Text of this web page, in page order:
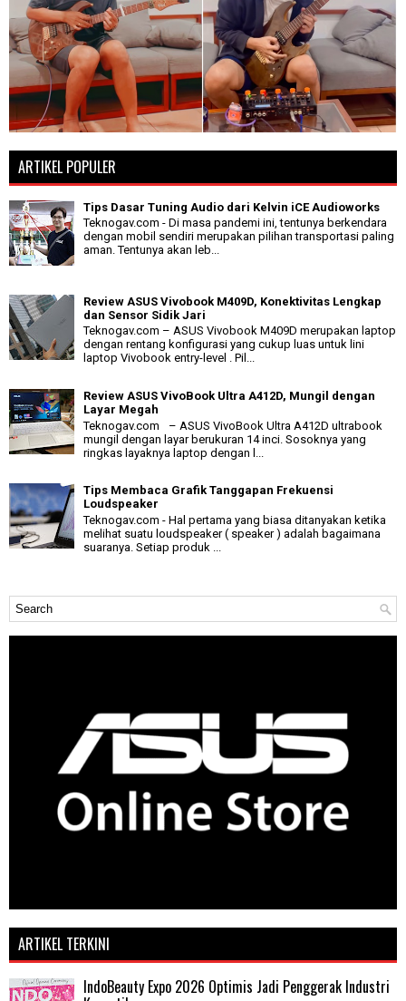
ARTIKEL POPULER
Tips Dasar Tuning Audio dari Kelvin iCE Audioworks
Teknogav.com - Di masa pandemi ini, tentunya berkendara
dengan mobil sendiri merupakan pilihan transportasi paling
aman. Tentunya akan leb...
Review ASUS Vivobook M409D, Konektivitas Lengkap
dan Sensor Sidik Jari
Teknogav.com – ASUS Vivobook M409D merupakan laptop
dengan rentang konfigurasi yang cukup luas untuk lini
laptop Vivobook entry-level . Pil...
Review ASUS VivoBook Ultra A412D, Mungil dengan
Layar Megah
Teknogav.com – ASUS VivoBook Ultra A412D ultrabook
mungil dengan layar berukuran 14 inci. Sosoknya yang
ringkas layaknya laptop dengan l...
Tips Membaca Grafik Tanggapan Frekuensi
Loudspeaker
Teknogav.com - Hal pertama yang biasa ditanyakan ketika
melihat suatu loudspeaker ( speaker ) adalah bagaimana
suaranya. Setiap produk ...
ARTIKEL TERKINI
IndoBeauty Expo 2026 Optimis Jadi Penggerak Industri